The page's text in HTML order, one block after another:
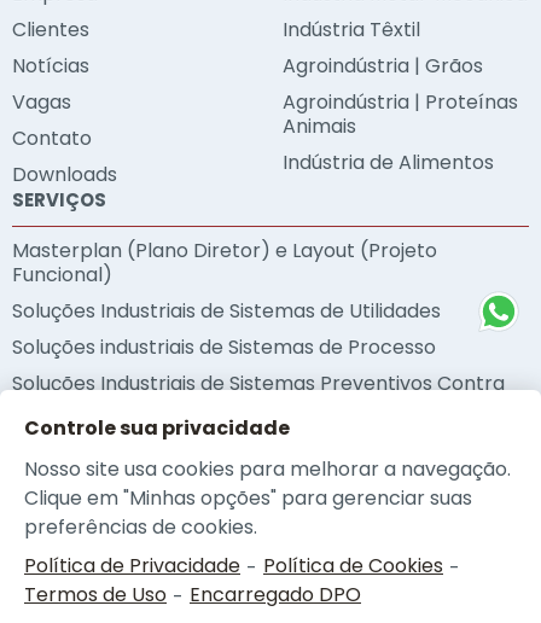
Clientes
Notícias
Vagas
Contato
Downloads
Indústria Têxtil
Agroindústria | Grãos
Agroindústria | Proteínas
Animais
Indústria de Alimentos
SERVIÇOS
Masterplan (Plano Diretor) e Layout (Projeto
Funcional)
Soluções Industriais de Sistemas de Utilidades
Soluções industriais de Sistemas de Processo
Soluções Industriais de Sistemas Preventivos Contra
Soluções Industriais de Sustentabilidade
Metodologia BIM
Auditorias Técnicas
© 2026 - NEOplan | Política de Privacidade|Política de Cookies
Controle sua privacidade
Nosso site usa cookies para melhorar a navegação.
Clique em "Minhas opções" para gerenciar suas
preferências de cookies.
Política de Privacidade - Política de Cookies -
Termos de Uso - Encarregado DPO